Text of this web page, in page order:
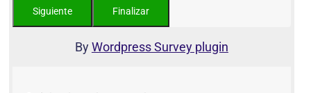
ByWordpress Survey plugin